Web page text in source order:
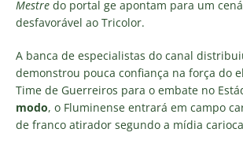
Mestre do portal ge apontam para um
desfavorável ao Tricolor.
A banca de especialistas do canal
demonstrou pouca confiança na força do
Time de Guerreiros para o embate no
modo, o Fluminense entrará em campo
de franco atirador segundo a mídia